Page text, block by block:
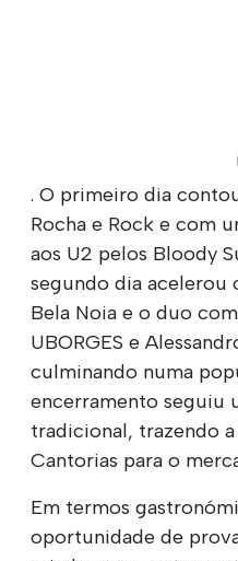
. O primeiro dia
Rocha e Rock e com
aos U2 pelos Bloody
segundo dia acelerou
Bela Noia e o duo
UBORGES e
culminando numa
encerramento seguiu
tradicional, trazendo
Cantorias para o
Em termos
oportunidade de